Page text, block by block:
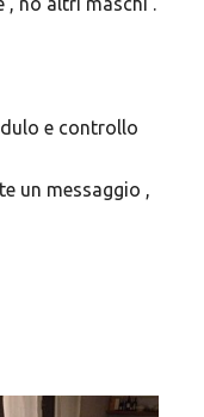
e controllo
un messaggio ,